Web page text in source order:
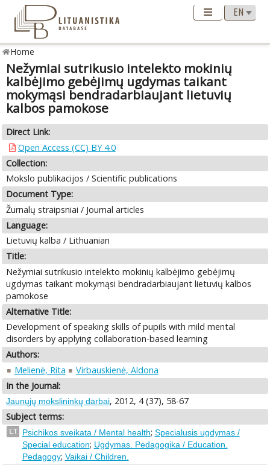
Home
Nežymiai sutrikusio intelekto mokinių
kalbėjimo gebėjimų ugdymas taikant
mokymąsi bendradarbiaujant lietuvių
kalbos pamokose
Direct Link:
Open Access (CC) BY 4.0
Collection:
Mokslo publikacijos / Scientific publications
Document Type:
Žurnalų straipsniai / Journal articles
Language:
Lietuvių kalba / Lithuanian
Title:
Nežymiai sutrikusio intelekto mokinių kalbėjimo gebėjimų
ugdymas taikant mokymąsi bendradarbiaujant lietuvių kalbos
pamokose
Alternative Title:
Development of speaking skills of pupils with mild mental
disorders by applying collaboration-based learning
Authors:
Melienė, Rita
Virbauskienė, Aldona
In the Journal:
Jaunųjų mokslininkų darbai, 2012, 4 (37), 58-67
Subject terms:
LT Psichikos sveikata / Mental health; Specialusis ugdymas /
Special education; Ugdymas. Pedagogika / Education.
Pedagogy; Vaikai / Children.